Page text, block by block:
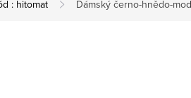
: hitomat Dámský černo-hnědo-